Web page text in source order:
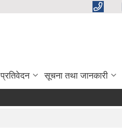
प्रतिवेदन सूचना तथा जानकारी